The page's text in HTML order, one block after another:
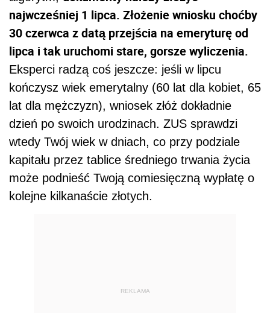
najwcześniej 1 lipca. Złożenie wniosku choćby
30 czerwca z datą przejścia na emeryturę od
lipca i tak uruchomi stare, gorsze wyliczenia.
Eksperci radzą coś jeszcze: jeśli w lipcu
kończysz wiek emerytalny (60 lat dla kobiet, 65
lat dla mężczyzn), wniosek złóż dokładnie
dzień po swoich urodzinach. ZUS sprawdzi
wtedy Twój wiek w dniach, co przy podziale
kapitału przez tablice średniego trwania życia
może podnieść Twoją comiesięczną wypłatę o
kolejne kilkanaście złotych.
REKLAMA